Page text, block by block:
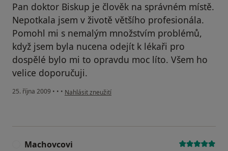
Pan doktor Biskup je člověk na správném místě.
Nepotkala jsem v životě většího profesionála.
Pomohl mi s nemalým množstvím problémů,
když jsem byla nucena odejít k lékaři pro
dospělé bylo mi to opravdu moc líto. Všem ho
velice doporučuji.
25. října 2009 • • • podle názoru uživatele Váš účet byl odstraněn
Nahlásit zneužití
Machovcovi